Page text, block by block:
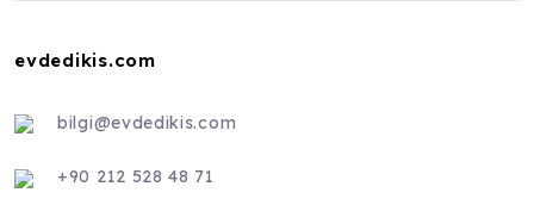
evdedikis.com
bilgi@evdedikis.com
+90 212 528 48 71